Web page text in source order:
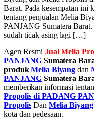
Barat. Pada kesempatan ini
tentang penjualan Melia
PANJANG Sumatera
sudah tidak asing lagi […]
Agen Resmi Jual Melia
PANJANG Sumatera
produk Melia Biyang dan
PANJANG Sumatera
memberikan informasi
Propolis di PADANG
Propolis Dan Melia Biyang
kota dan pedesaan.